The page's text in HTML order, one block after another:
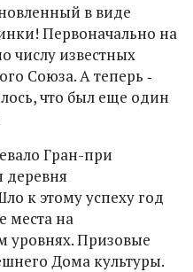
в виде
Первоначально на
числу известных
Союза. А теперь ‑
что был еще один
Гран-при
деревня
к этому успеху год
места на
уровнях. Призовые
Дома культуры.